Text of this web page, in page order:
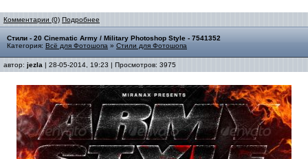
Комментарии (0) Подробнее
Стили - 20 Cinematic Army / Military Photoshop Style - 7541352
Категория: Всё для Фотошопа » Стили для Фотошопа
автор: jezla | 28-05-2014, 19:23 | Просмотров: 3975